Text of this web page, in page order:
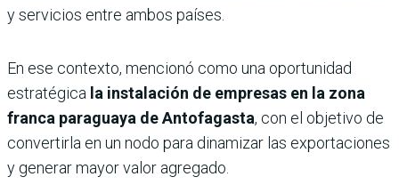
y servicios entre ambos países.
En ese contexto, mencionó como una oportunidad
estratégica la instalación de empresas en la zona
franca paraguaya de Antofagasta, con el objetivo de
convertirla en un nodo para dinamizar las exportaciones
y generar mayor valor agregado.